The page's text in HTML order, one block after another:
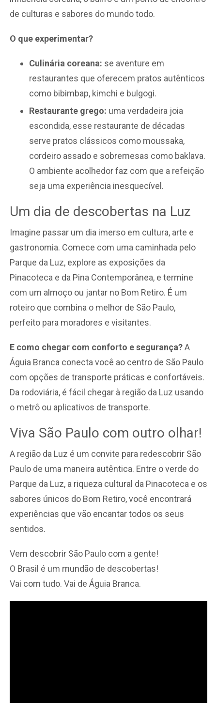
de culturas e sabores do mundo todo.
O que experimentar?
Culinária coreana: se aventure em
restaurantes que oferecem pratos autênticos
como bibimbap, kimchi e bulgogi.
Restaurante grego: uma verdadeira joia
escondida, esse restaurante de décadas
serve pratos clássicos como moussaka,
cordeiro assado e sobremesas como baklava.
O ambiente acolhedor faz com que a refeição
seja uma experiência inesquecível.
Um dia de descobertas na Luz
Imagine passar um dia imerso em cultura, arte e
gastronomia. Comece com uma caminhada pelo
Parque da Luz, explore as exposições da
Pinacoteca e da Pina Contemporânea, e termine
com um almoço ou jantar no Bom Retiro. É um
roteiro que combina o melhor de São Paulo,
perfeito para moradores e visitantes.
E como chegar com conforto e segurança?A
Águia Branca conecta você ao centro de São Paulo
com opções de transporte práticas e confortáveis.
Da rodoviária, é fácil chegar à região da Luz usando
o metrô ou aplicativos de transporte.
Viva São Paulo com outro olhar!
A região da Luz é um convite para redescobrir São
Paulo de uma maneira autêntica. Entre o verde do
Parque da Luz, a riqueza cultural da Pinacoteca e os
sabores únicos do Bom Retiro, você encontrará
experiências que vão encantar todos os seus
sentidos.
Vem descobrir São Paulo com a gente!
O Brasil é um mundão de descobertas!
Vai com tudo. Vai de Águia Branca.